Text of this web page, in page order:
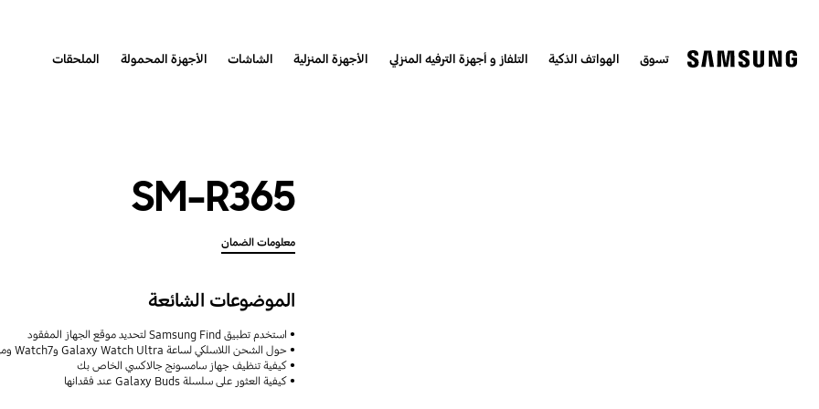
تسوق الهواتف الذكية التلفاز و أجهزة الترفيه المنزلي الأجهزة المنزلية الشاشات الأجهزة المحمولة الملحقات
SM-R365
معلومات الضمان
الموضوعات الشائعة
استخدم تطبيق Samsung Find لتحديد موقع الجهاز المفقود
حول الشحن اللاسلكي لساعة Galaxy Watch Ultra وWatch7 وميزات مشاركة الطاقة اللاسلكية
كيفية تنظيف جهاز سامسونج جالاكسي الخاص بك
كيفية العثور على سلسلة Galaxy Buds عند فقدانها